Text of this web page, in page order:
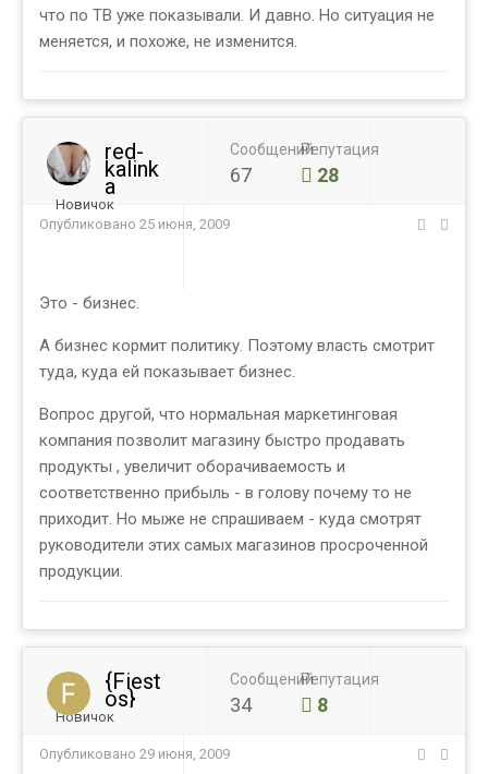
что по ТВ уже показывали. И давно. Но ситуация не
меняется, и похоже, не изменится.
red-
kalink
a
Новичок
Сообщений
67
Репутация
28
Опубликовано 25 июня, 2009
Это - бизнес.
А бизнес кормит политику. Поэтому власть смотрит
туда, куда ей показывает бизнес.
Вопрос другой, что нормальная маркетинговая
компания позволит магазину быстро продавать
продукты , увеличит оборачиваемость и
соответственно прибыль - в голову почему то не
приходит. Но мыже не спрашиваем - куда смотрят
руководители этих самых магазинов просроченной
продукции.
{Fiest
os}
Новичок
Сообщений
34
Репутация
8
Опубликовано 29 июня, 2009